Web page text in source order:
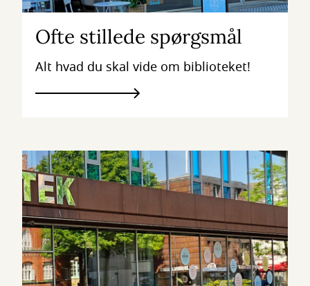
Ofte stillede spørgsmål
Alt hvad du skal vide om biblioteket!